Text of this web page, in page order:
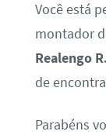
Você está
montador
Realengo
de
Parabéns